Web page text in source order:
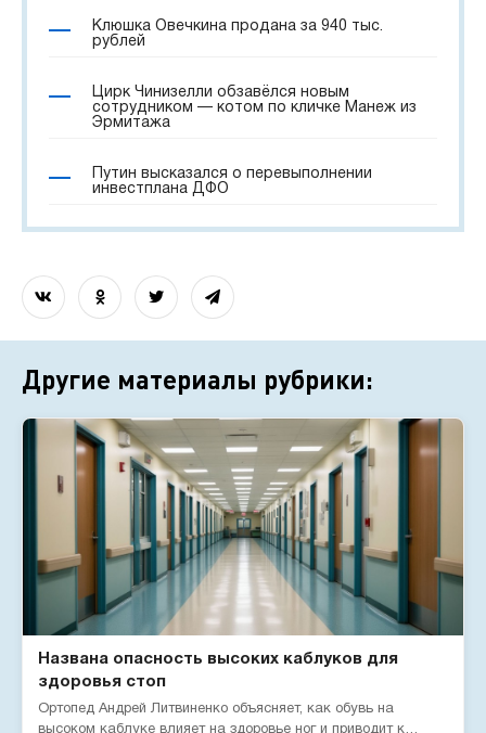
Клюшка Овечкина продана за 940 тыс.
рублей
Цирк Чинизелли обзавёлся новым
сотрудником — котом по кличке Манеж из
Эрмитажа
Путин высказался о перевыполнении
инвестплана ДФО
Другие материалы рубрики:
Названа опасность высоких каблуков для
здоровья стоп
Ортопед Андрей Литвиненко объясняет, как обувь на
высоком каблуке влияет на здоровье ног и приводит к